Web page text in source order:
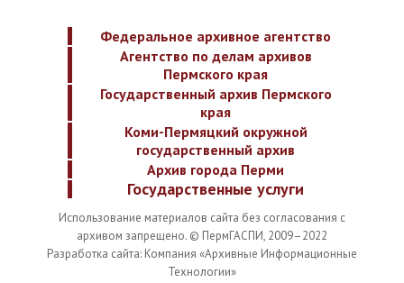
Федеральное архивное агентство
Агентство по делам архивов
Пермского края
Государственный архив Пермского
края
Коми-Пермяцкий окружной
государственный архив
Архив города Перми
Государственные услуги
Использование материалов сайта без согласования с
архивом запрещено. © ПермГАСПИ, 2009–2022
Разработка сайта: Компания «Архивные Информационные
Технологии»